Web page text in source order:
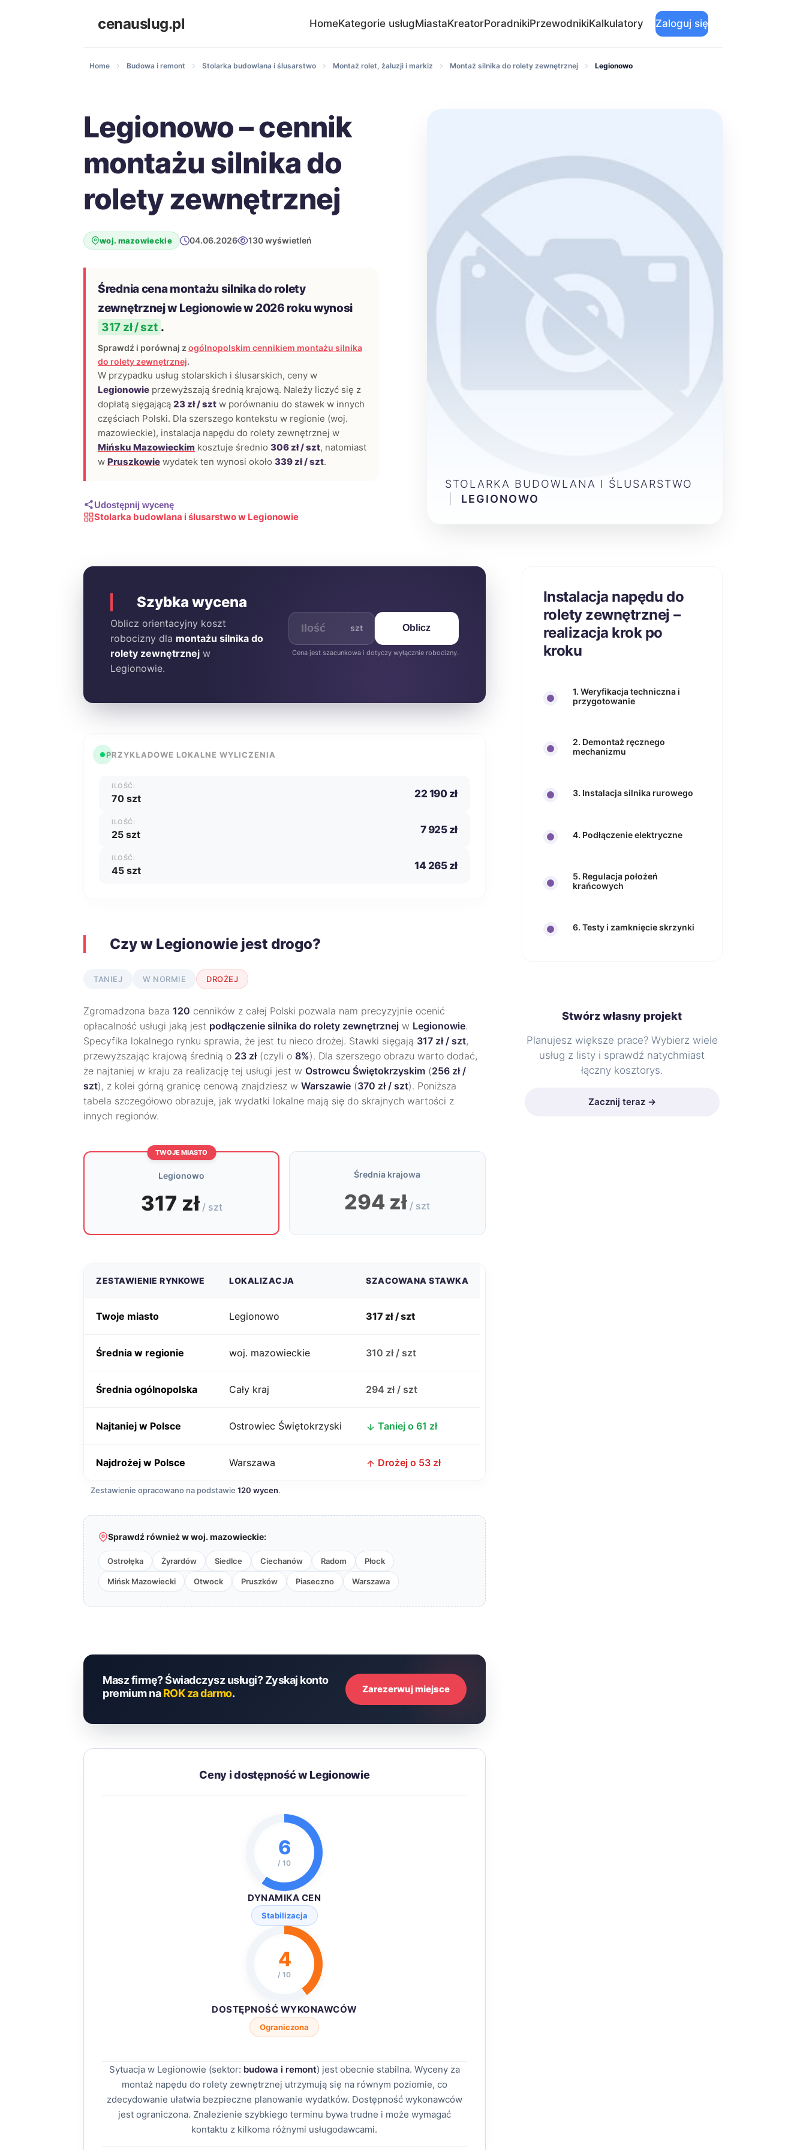
cenauslug.pl HomeKategorie usługMiastaKreatorPoradnikiPrzewodnikiKalkulatory Zaloguj się
Home Budowa i remont Stolarka budowlana i ślusarstwo Montaż rolet, żaluzji i markiz Montaż silnika do rolety zewnętrznej Legionowo
Legionowo – cennik
montażu silnika do
rolety zewnętrznej
woj. mazowieckie 04.06.2026 130 wyświetleń
Średnia cena montażu silnika do rolety
zewnętrznej w Legionowie w 2026 roku wynosi
317 zł / szt .
Sprawdź i porównaj z ogólnopolskim cennikiem montażu silnika
do rolety zewnętrznej.
W przypadku usług stolarskich i ślusarskich, ceny w
Legionowie przewyższają średnią krajową. Należy liczyć się z
dopłatą sięgającą 23 zł / szt w porównaniu do stawek w innych
częściach Polski. Dla szerszego kontekstu w regionie (woj.
mazowieckie), instalacja napędu do rolety zewnętrznej w
Mińsku Mazowieckim kosztuje średnio 306 zł / szt, natomiast
w Pruszkowie wydatek ten wynosi około 339 zł / szt.
Udostępnij wycenę
Stolarka budowlana i ślusarstwo w Legionowie
STOLARKA BUDOWLANA I ŚLUSARSTWO
LEGIONOWO
Szybka wycena
Oblicz orientacyjny koszt
robocizny dla montażu silnika do
rolety zewnętrznej w
Legionowie.
szt Oblicz
Cena jest szacunkowa i dotyczy wyłącznie robocizny.
PRZYKŁADOWE LOKALNE WYLICZENIA
ILOŚĆ:
70 szt 22 190 zł
ILOŚĆ:
25 szt 7 925 zł
ILOŚĆ:
45 szt 14 265 zł
Czy w Legionowie jest drogo?
TANIEJ W NORMIE DROŻEJ
Zgromadzona baza 120 cenników z całej Polski pozwala nam precyzyjnie ocenić
opłacalność usługi jaką jest podłączenie silnika do rolety zewnętrznej w Legionowie.
Specyfika lokalnego rynku sprawia, że jest tu nieco drożej. Stawki sięgają 317 zł / szt,
przewyższając krajową średnią o 23 zł(czyli o 8%). Dla szerszego obrazu warto dodać,
że najtaniej w kraju za realizację tej usługi jest w Ostrowcu Świętokrzyskim (256 zł /
szt), z kolei górną granicę cenową znajdziesz w Warszawie (370 zł / szt). Poniższa
tabela szczegółowo obrazuje, jak wydatki lokalne mają się do skrajnych wartości z
innych regionów.
TWOJE MIASTO
Legionowo
317 zł / szt
Średnia krajowa
294 zł / szt
ZESTAWIENIE RYNKOWE LOKALIZACJA SZACOWANA STAWKA
Twoje miasto Legionowo 317 zł / szt
Średnia w regionie woj. mazowieckie 310 zł / szt
Średnia ogólnopolska Cały kraj 294 zł / szt
Najtaniej w Polsce Ostrowiec Świętokrzyski Taniej o 61 zł
Najdrożej w Polsce Warszawa Drożej o 53 zł
Zestawienie opracowano na podstawie 120 wycen.
Sprawdź również w woj. mazowieckie:
Ostrołęka Żyrardów Siedlce Ciechanów Radom Płock
Mińsk Mazowiecki Otwock Pruszków Piaseczno Warszawa
Masz firmę? Świadczysz usługi? Zyskaj konto
premium naROK za darmo. Zarezerwuj miejsce
Ceny i dostępność w Legionowie
6
/ 10
DYNAMIKA CEN
Stabilizacja
4
/ 10
DOSTĘPNOŚĆ WYKONAWCÓW
Ograniczona
Sytuacja w Legionowie (sektor: budowa i remont) jest obecnie stabilna. Wyceny za
montaż napędu do rolety zewnętrznej utrzymują się na równym poziomie, co
zdecydowanie ułatwia bezpieczne planowanie wydatków. Dostępność wykonawców
jest ograniczona. Znalezienie szybkiego terminu bywa trudne i może wymagać
kontaktu z kilkoma różnymi usługodawcami.
Instalacja napędu do
rolety zewnętrznej –
realizacja krok po
kroku
1. Weryfikacja techniczna i
przygotowanie
2. Demontaż ręcznego
mechanizmu
3. Instalacja silnika rurowego
4. Podłączenie elektryczne
5. Regulacja położeń
krańcowych
6. Testy i zamknięcie skrzynki
Stwórz własny projekt
Planujesz większe prace? Wybierz wiele
usług z listy i sprawdź natychmiast
łączny kosztorys.
Zacznij teraz →